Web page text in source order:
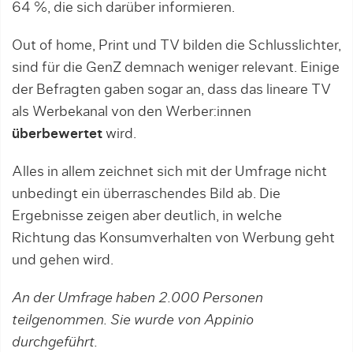
64 %, die sich darüber informieren.
Out of home, Print und TV bilden die Schlusslichter,
sind für die GenZ demnach weniger relevant. Einige
der Befragten gaben sogar an, dass das lineare TV
als Werbekanal von den Werber:innen
überbewertet wird.
Alles in allem zeichnet sich mit der Umfrage nicht
unbedingt ein überraschendes Bild ab. Die
Ergebnisse zeigen aber deutlich, in welche
Richtung das Konsumverhalten von Werbung geht
und gehen wird.
An der Umfrage haben 2.000 Personen
teilgenommen. Sie wurde von Appinio
durchgeführt.